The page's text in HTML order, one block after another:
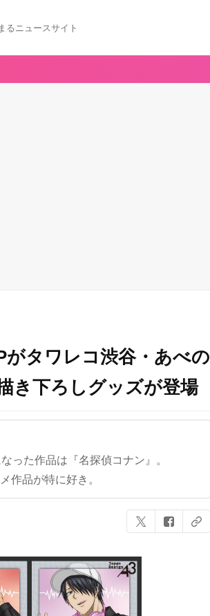
るニュースサイト
がタワレコ渋谷・あべの
き下ろしグッズが登場
った作品は『名探偵コナン』。
作品が特に好き。